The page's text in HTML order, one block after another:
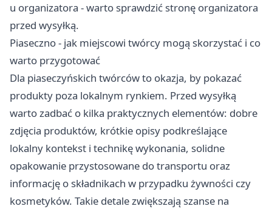
u organizatora - warto sprawdzić stronę organizatora
przed wysyłką.
Piaseczno - jak miejscowi twórcy mogą skorzystać i co
warto przygotować
Dla piaseczyńskich twórców to okazja, by pokazać
produkty poza lokalnym rynkiem. Przed wysyłką
warto zadbać o kilka praktycznych elementów: dobre
zdjęcia produktów, krótkie opisy podkreślające
lokalny kontekst i technikę wykonania, solidne
opakowanie przystosowane do transportu oraz
informację o składnikach w przypadku żywności czy
kosmetyków. Takie detale zwiększają szanse na